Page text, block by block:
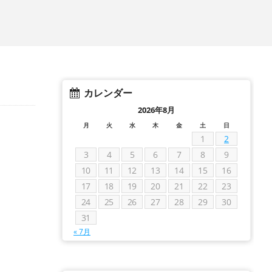
カレンダー
2026年8月
月 火 水 木 金 土 日
1
2
3
4 5 6 7 8
9
10
11 12 13 14 15
16
17
18 19 20 21 22
23
24
25 26 27 28 29
30
31
« 7月